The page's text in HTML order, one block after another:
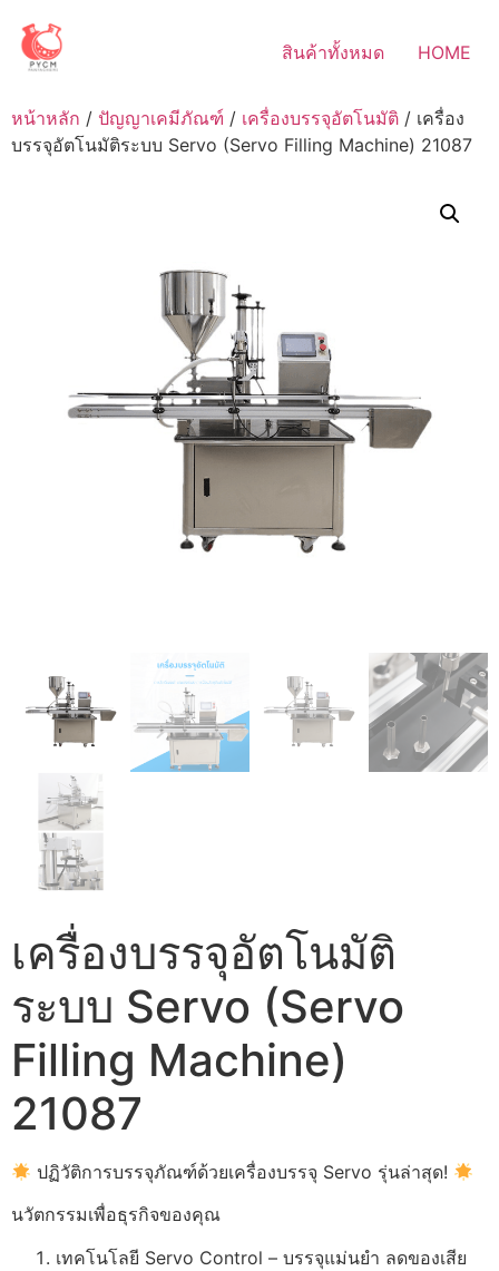
content
สินค้าทั้งหมด HOME
หน้าหลัก / ปัญญาเคมีภัณฑ์ / เครื่องบรรจุอัตโนมัติ / เครื่อง
บรรจุอัตโนมัติระบบ Servo (Servo Filling Machine) 21087
เครื่องบรรจุอัตโนมัติ
ระบบ Servo (Servo
Filling Machine)
21087
ปฏิวัติการบรรจุภัณฑ์ด้วยเครื่องบรรจุ Servo รุ่นล่าสุด!
นวัตกรรมเพื่อธุรกิจของคุณ
เทคโนโลยี Servo Control – บรรจุแม่นยำ ลดของเสีย